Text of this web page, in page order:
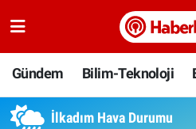
Gündem Bilim-Teknoloji
İlkadım Hava Durumu
Bilim-Teknoloji
Hava Durumu